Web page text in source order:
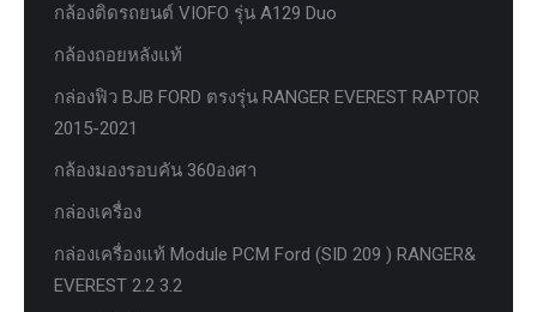
กล้องติดรถยนต์ VIOFO รุ่น A129 Duo
กล้องถอยหลังแท้
กล่องฟิว BJB FORD ตรงรุ่น RANGER EVEREST RAPTOR
2015-2021
กล้องมองรอบคัน 360องศา
กล่องเครื่อง
กล่องเครื่องแท้ Module PCM Ford (SID 209 ) RANGER&
EVEREST 2.2 3.2